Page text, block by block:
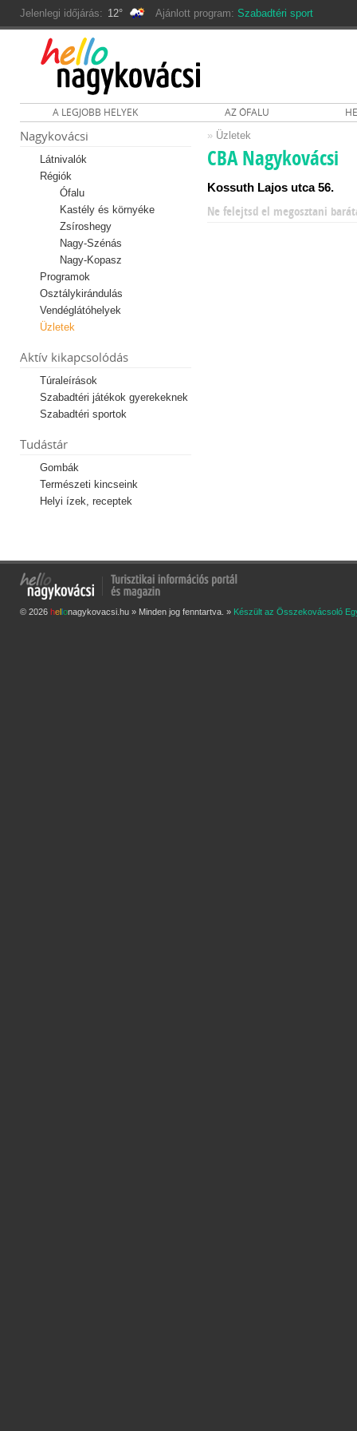
Jelenlegi időjárás: 12° Ajánlott program: Szabadtéri sport
A LEGJOBB HELYEK AZ ÓFALU
Nagykovácsi
Látnivalók
Régiók
Ófalu
Kastély és környéke
Zsíroshegy
Nagy-Szénás
Nagy-Kopasz
Programok
Osztálykirándulás
Vendéglátóhelyek
Üzletek
Aktív kikapcsolódás
Túraleírások
Szabadtéri játékok gyerekeknek
Szabadtéri sportok
Tudástár
Gombák
Természeti kincseink
Helyi ízek, receptek
» Üzletek
CBA Nagykovácsi
Kossuth Lajos utca 56.
Ne felejtsd el megosztani
© 2026 he onagykovacsi.hu » Minden jog fenntartva. » Készült az Összekovácsoló